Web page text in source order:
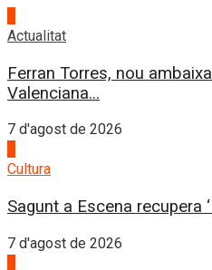
Actualitat
Ferran Torres, nou
Valenciana...
7 d'agost de 2026
Cultura
Sagunt a Escena recupera
7 d'agost de 2026